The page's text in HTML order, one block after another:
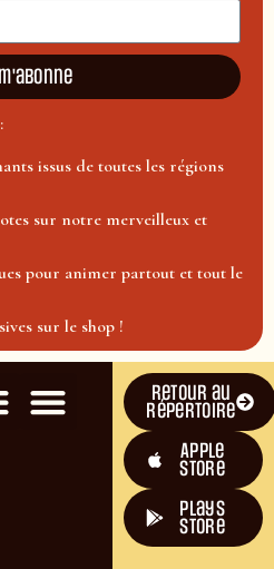
issus de toutes les régions
sur notre merveilleux et
pour animer partout et tout le
sur le shop !
Retour au
répertoire
Apple
Store
plays
store